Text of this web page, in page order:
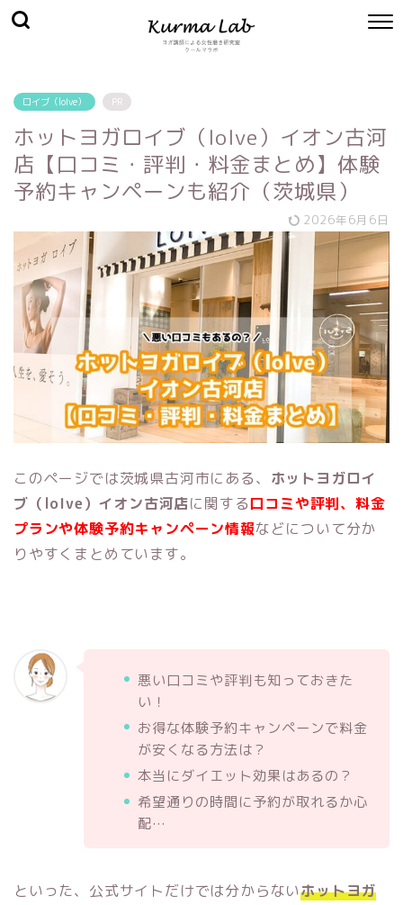
ロイブ（loIve） PR
ホットヨガロイブ（loIve）イオン古河
店【口コミ・評判・料金まとめ】体験
予約キャンペーンも紹介（茨城県）
2026年6月6日
このページでは茨城県古河市にある、 ホットヨガロイ
ブ（loIve）イオン古河店に関する口コミや評判、料金
プランや体験予約キャンペーン情報などについて分か
りやすくまとめています。
悪い口コミや評判も知っておきた
い！
お得な体験予約キャンペーンで料金
が安くなる方法は？
本当にダイエット効果はあるの？
希望通りの時間に予約が取れるか心
配…
といった、公式サイトだけでは分からないホットヨガ